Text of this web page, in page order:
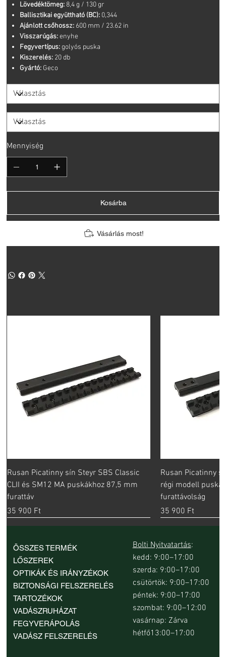
Lövedéktömeg:8,4 g / 130 gr
Ballisztikai együttható (BC):0,344
Ajánlott csőhossz:600 mm / 23.62 in
Visszarúgás:enyhe
Fegyvertípus:golyós puska
Kiszerelés:20 db
Gyártó:Geco
Mennyiség
Kosárba
Vásárlás most!
Rusan Picatinny sín Steyr SBS Classic
CLII és SM12 MA puskákhoz 87,5 mm
furattáv
Ár
35 900 Ft
Rusan Picatinny
régi modell
furattávolság
Ár
35 900 Ft
ÖSSZES TERMÉK
LŐSZEREK
OPTIKÁK ÉS IRÁNYZÉKOK
BIZTONSÁGI FELSZERELÉS
TARTOZÉKOK
VADÁSZRUHÁZAT
FEGYVERÁPOLÁS
VADÁSZ FELSZERELÉS
Bolti Nyitvatartás:
kedd: 9:00–17:00
szerda: 9:00–17:00
csütörtök: 9:00–17:00
péntek: 9:00–17:00
szombat: 9:00–12:00
vasárnap: Zárva
hétfő13:00–17:00